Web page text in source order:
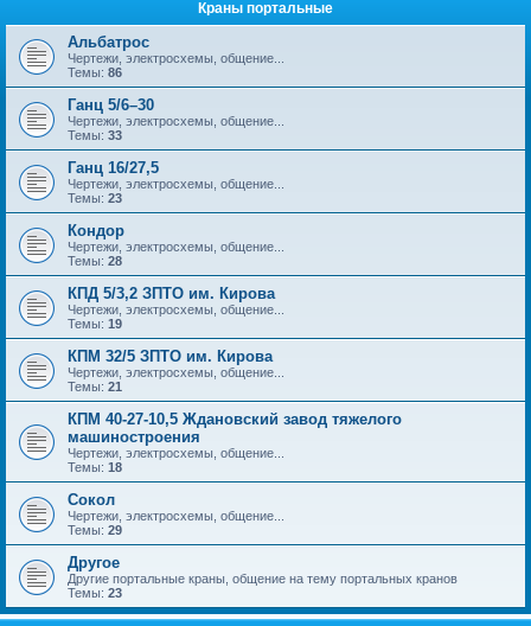
Краны портальные
Альбатрос
Чертежи, электросхемы, общение...
Темы: 86
Ганц 5/6–30
Чертежи, электросхемы, общение...
Темы: 33
Ганц 16/27,5
Чертежи, электросхемы, общение...
Темы: 23
Кондор
Чертежи, электросхемы, общение...
Темы: 28
КПД 5/3,2 ЗПТО им. Кирова
Чертежи, электросхемы, общение...
Темы: 19
КПМ 32/5 ЗПТО им. Кирова
Чертежи, электросхемы, общение...
Темы: 21
КПМ 40-27-10,5 Ждановский завод тяжелого
машиностроения
Чертежи, электросхемы, общение...
Темы: 18
Сокол
Чертежи, электросхемы, общение...
Темы: 29
Другое
Другие портальные краны, общение на тему портальных кранов
Темы: 23